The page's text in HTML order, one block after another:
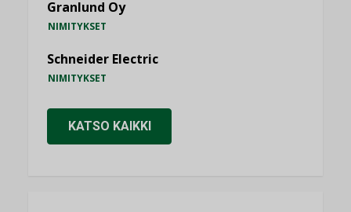
Granlund Oy
NIMITYKSET
Schneider Electric
NIMITYKSET
KATSO KAIKKI